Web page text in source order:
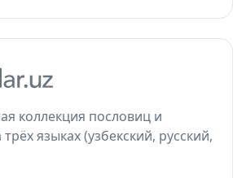
коллекция пословиц и
языках (узбекский, русский,